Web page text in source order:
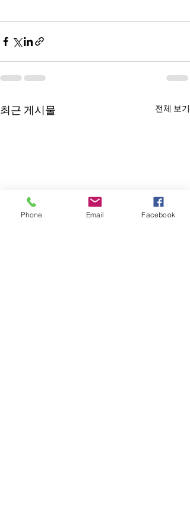
최근 게시물 전체 보기
Phone Email Facebook